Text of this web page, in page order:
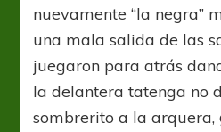
nuevamente “la negra”
una mala salida de las
juegaron para atrás
la delantera tatenga no
sombrerito a la arquera,